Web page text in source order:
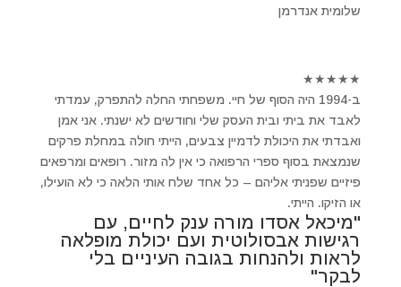
שלומית אנדרמן
★
★
★
★
★
ב-1994 היה הסוף של חיי. משפחתי החלה להתפרק, עמדתי
לאבד את ביתי ובית העסק שלי וחודשים לא ישנתי. אני אמן
ואבדתי את היכולת לדמיין צבעים, הייתי חולה במחלת פרקים
שנמצאת בסוף ספרי הרפואה כי אין לה מזור. רופאים ומרפאים
פיזיים שפניתי אליהם – כל אחד שלח אותי הלאה כי לא הועילו,
או הזיקו. הייתי.
"מיכאל אסדו מורה ענק לחיים, עם
רגישות אבסולוטית ועם יכולת מופלאה
לראות ולהנחות בגובה העיניים בלי
לבקר"